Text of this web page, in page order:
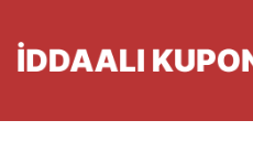
atla